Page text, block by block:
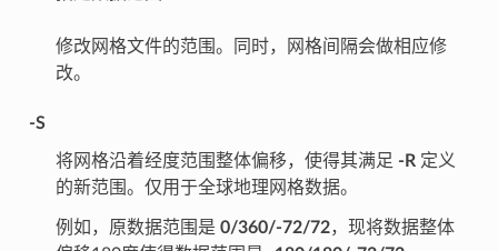
修改网格文件的范围。同时，网格间隔会做相应修
改。
-S
将网格沿着经度范围整体偏移，使得其满足 -R定义
的新范围。仅用于全球地理网格数据。
例如，原数据范围是 0/360/-72/72，现将数据整体